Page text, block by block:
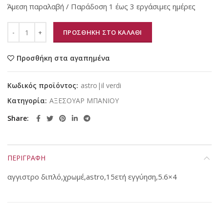
Άμεση παραλαβή / Παράδοση 1 έως 3 εργάσιμες ημέρες
ΠΡΟΣΘΗΚΗ ΣΤΟ ΚΑΛΑΘΙ
Προσθήκη στα αγαπημένα
Κωδικός προϊόντος: astro|il verdi
Κατηγορία: ΑΞΕΣΟΥΑΡ ΜΠΑΝΙΟΥ
Share
ΠΕΡΙΓΡΑΦΗ
αγγιστρο διπλό,χρωμέ,astro,15ετή εγγύηση,5.6×4